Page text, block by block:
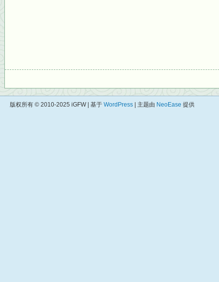
版权所有 © 2010-2025 iGFW | 基于 WordPress | 主题由 NeoEase 提供